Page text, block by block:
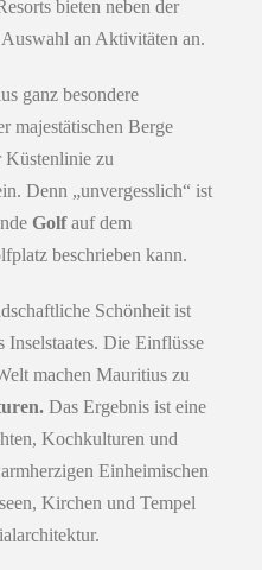
bieten neben der
an Aktivitäten an.
ganz besondere
majestätischen Berge
Küstenlinie zu
Denn „unvergesslich“ ist
Golfauf dem
beschrieben kann.
Schönheit ist
Die Einflüsse
machen Mauritius zu
Das Ergebnis ist eine
Kochkulturen und
Einheimischen
Kirchen und Tempel